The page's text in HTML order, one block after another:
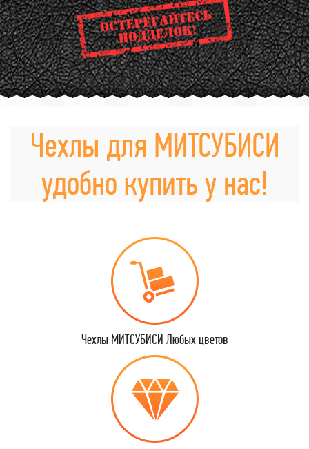
Чехлы для МИТСУБИСИ
удобно купить у нас!
Чехлы МИТСУБИСИ Любых цветов